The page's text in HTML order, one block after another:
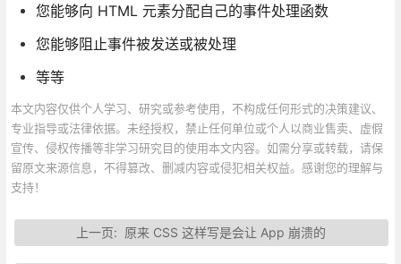
您能够向 HTML 元素分配自己的事件处理函数
您能够阻止事件被发送或被处理
等等
本文内容仅供个人学习、研究或参考使用，不构成任何形式的决策建议、
专业指导或法律依据。未经授权，禁止任何单位或个人以商业售卖、虚假
宣传、侵权传播等非学习研究目的使用本文内容。如需分享或转载，请保
留原文来源信息，不得篡改、删减内容或侵犯相关权益。感谢您的理解与
支持！
上一页: 原来 CSS 这样写是会让 App 崩溃的